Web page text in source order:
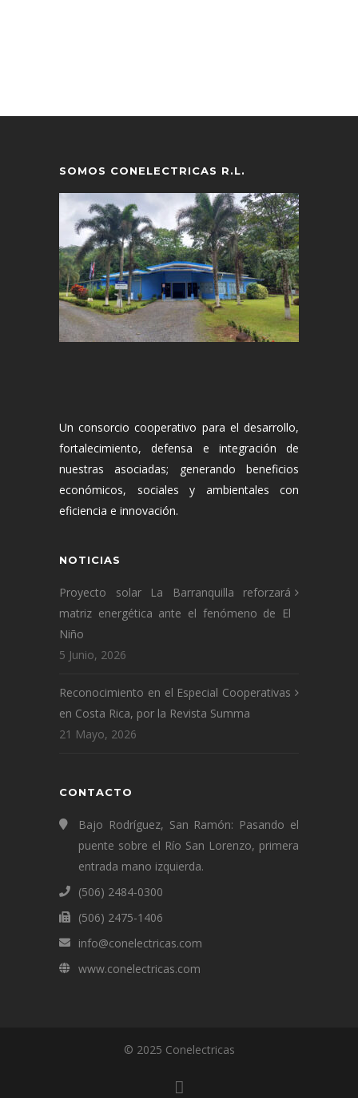
SOMOS CONELECTRICAS R.L.
Un consorcio cooperativo para el desarrollo,
fortalecimiento, defensa e integración de
nuestras asociadas; generando beneficios
económicos, sociales y ambientales con
eficiencia e innovación.
NOTICIAS
Proyecto solar La Barranquilla reforzará
matriz energética ante el fenómeno de El
Niño
5 Junio, 2026
Reconocimiento en el Especial Cooperativas
en Costa Rica, por la Revista Summa
21 Mayo, 2026
CONTACTO
Bajo Rodríguez, San Ramón: Pasando el
puente sobre el Río San Lorenzo, primera
entrada mano izquierda.
(506) 2484-0300
(506) 2475-1406
info@conelectricas.com
www.conelectricas.com
© 2025 Conelectricas